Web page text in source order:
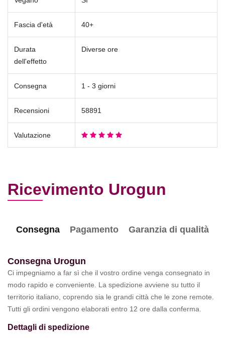
Fascia d'età 40+
Durata
dell'effetto
Diverse ore
Consegna 1 - 3 giorni
Recensioni 58891
Valutazione
Ricevimento Urogun
Consegna Pagamento Garanzia di qualità
Consegna Urogun
Ci impegniamo a far sì che il vostro ordine venga consegnato in
modo rapido e conveniente. La spedizione avviene su tutto il
territorio italiano, coprendo sia le grandi città che le zone remote.
Tutti gli ordini vengono elaborati entro 12 ore dalla conferma.
Dettagli di spedizione